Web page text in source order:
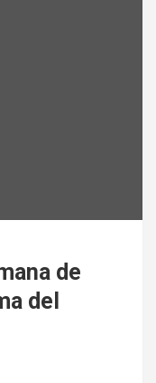
de
del